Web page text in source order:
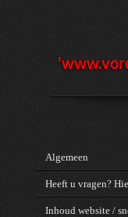
Algemeen
Heeft u vragen?
Inhoud website /